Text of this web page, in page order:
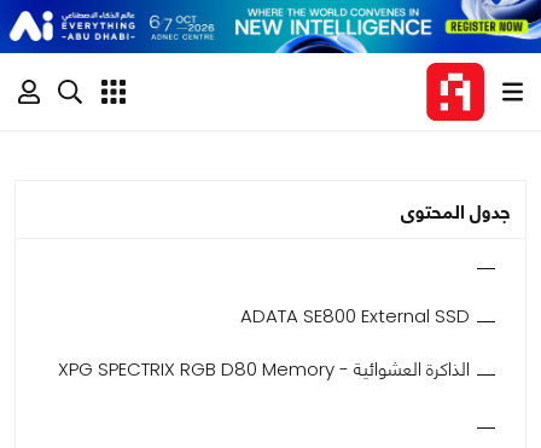
جدول المحتوى
ADATA SE800 External SSD
الذاكرة العشوائية - XPG SPECTRIX RGB D80 Memory